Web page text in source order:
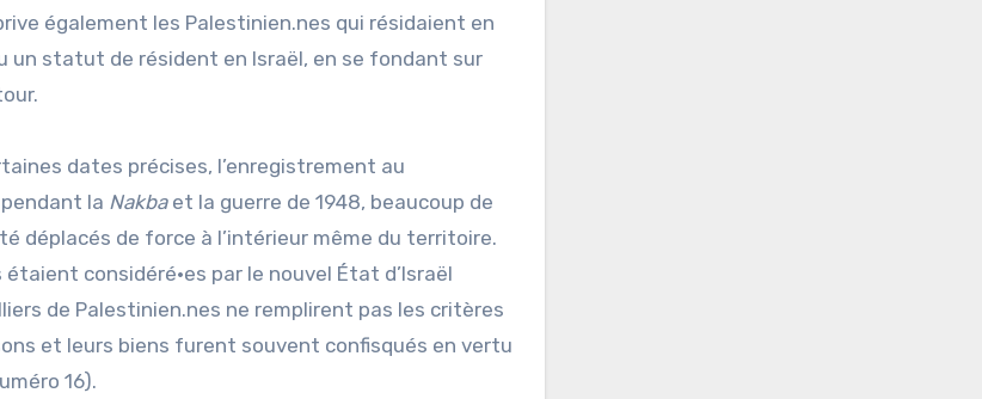
également les Palestinien.nes qui résidaient en
un statut de résident en Israël, en se fondant sur
dates précises, l’enregistrement au
la Nakba et la guerre de 1948, beaucoup de
déplacés de force à l’intérieur même du territoire.
considéré·es par le nouvel État d’Israël
de Palestinien.nes ne remplirent pas les critères
et leurs biens furent souvent confisqués en vertu
16).